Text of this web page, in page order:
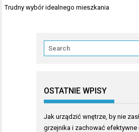
Nawigacja
Trudny wybór idealnego mieszkania
OSTATNIE WPISY
Jak urządzić wnętrze, by nie
grzejnika i zachować efektywne